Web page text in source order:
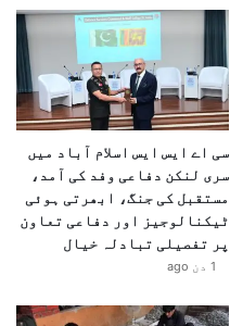
سی اے ایس ایس اسلام آباد میں
سری لنکن دفاعی وفد کی آمد،
مستقبل کی جنگ، ابھرتی ہوئی
ٹیکنالوجیز اور دفاعی تعاون
پر تفصیلی تبادلہ خیال
1 دن ago